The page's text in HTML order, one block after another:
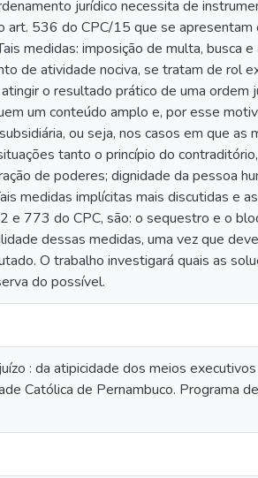
jurídico necessita de
art. 536 do CPC/15 que se apresentam
medidas: imposição de multa, busca
de atividade nociva, se tratam de rol
o resultado prático de uma ordem
um conteúdo amplo e, por esse
ou seja, nos casos em que as
tanto o princípio do
de poderes; dignidade da pessoa
medidas implícitas mais discutidas e
773 do CPC, são: o sequestro e o
dessas medidas, uma vez que
O trabalho investigará quais as
do possível.
: da atipicidade dos meios
Católica de Pernambuco. Programa